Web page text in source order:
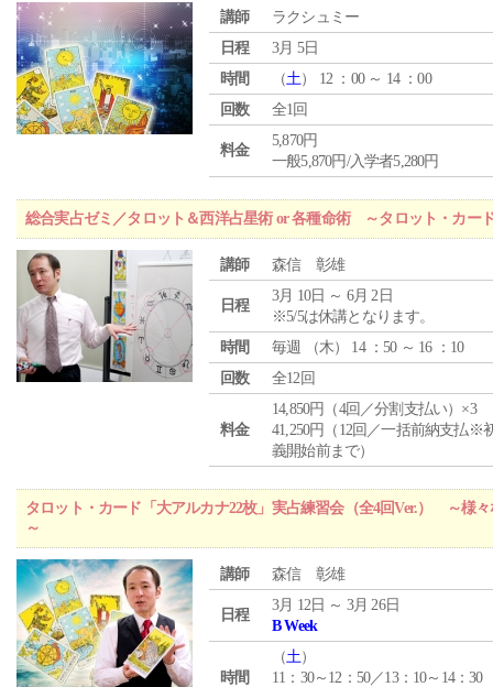
講師
ラクシュミー
日程
3月 5日
時間
（土） 12 ：00 ～ 14 ：00
回数
全1回
料金
5,870円
一般5,870円/入学者5,280円
総合実占ゼミ／タロット＆西洋占星術 or 各種命術 ～タロット・カー
講師 森信 彰雄
日程
3月 10日 ～ 6月 2日
※5/5は休講となります。
時間
毎週 （木） 14 ：50 ～ 16 ：10
回数
全12回
料金
14,850円（4回／分割支払い）×3
41,250円（12回／一括前納支払※
義開始前まで）
タロット・カード「大アルカナ22枚」実占練習会（全4回Ver.） ～様
～
講師 森信 彰雄
日程
3月 12日 ～ 3月 26日
B Week
時間
（土）
11：30～12：50／13：10～14：30